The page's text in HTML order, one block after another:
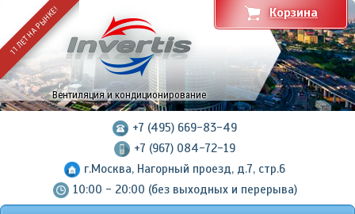
11 ЛЕТ НА РЫНКЕ!
Вентиляция и кондиционирование
+7 (495) 669-83-49
+7 (967) 084-72-19
г.Москва, Нагорный проезд, д.7, стр.6
10:00 - 20:00 (без выходных и перерыва)
Корзина